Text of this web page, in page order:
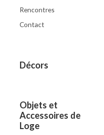
Rencontres
Contact
Décors
Objets et
Accessoires de
Loge